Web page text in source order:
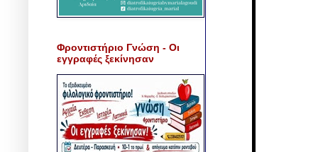
Φροντιστήριο Γνώση - Οι
εγγραφές ξεκίνησαν